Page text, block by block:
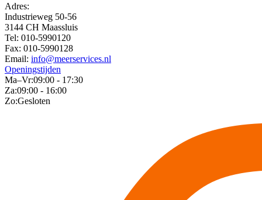
Adres:
Industrieweg 50-56
3144 CH Maassluis
Tel: 010-5990120
Fax: 010-5990128
Email: info@meerservices.nl
Openingstijden
Ma–Vr:09:00 - 17:30
Za:09:00 - 16:00
Zo:Gesloten